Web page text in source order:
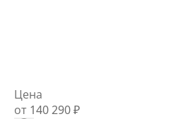
Цена
от 140 290₽